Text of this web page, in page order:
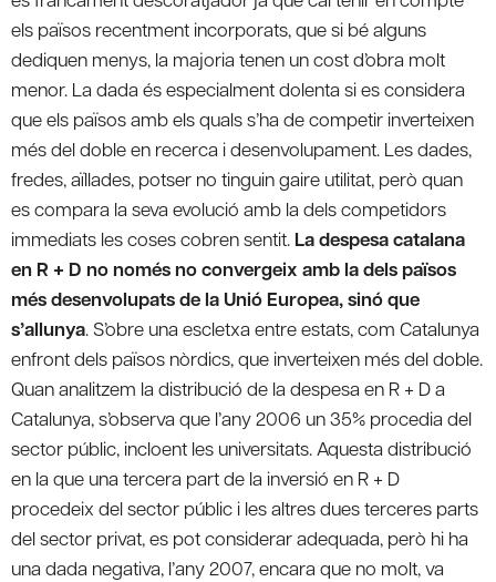
els països recentment incorporats, que si bé alguns
dediquen menys, la majoria tenen un cost d’obra molt
menor. La dada és especialment dolenta si es considera
que els països amb els quals s’ha de competir inverteixen
més del doble en recerca i desenvolupament. Les dades,
fredes, aïllades, potser no tinguin gaire utilitat, però quan
es compara la seva evolució amb la dels competidors
immediats les coses cobren sentit. La despesa catalana
en R + D no només no convergeix amb la dels països
més desenvolupats de la Unió Europea, sinó que
s’allunya. S’obre una escletxa entre estats, com Catalunya
enfront dels països nòrdics, que inverteixen més del doble.
Quan analitzem la distribució de la despesa en R + D a
Catalunya, s’observa que l’any 2006 un 35% procedia del
sector públic, incloent les universitats. Aquesta distribució
en la que una tercera part de la inversió en R + D
procedeix del sector públic i les altres dues terceres parts
del sector privat, es pot considerar adequada, però hi ha
una dada negativa, l’any 2007, encara que no molt, va